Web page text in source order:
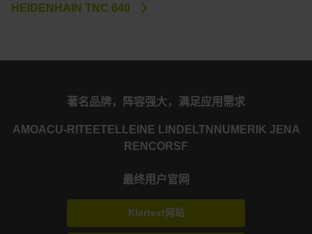
HEIDENHAIN TNC 640
著名品牌，阵容强大，满足应用需求
AMOACU-RITE ETEL LEINE LINDE LTN NUMERIK JENA
RENCORSF
最终用户官网
Klartext网站